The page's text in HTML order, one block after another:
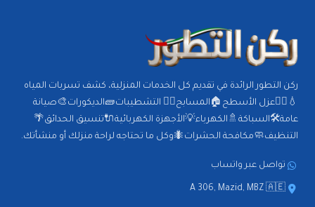
ركن التطور الرائدة في تقديم كل الخدمات المنزلية، كشف تسربات المياه
💧🕵️‍♂️عزل الأسطح🏠المسابح🏊‍♂️ التشطيبات🧱الديكورات🎨صيانة
عامة🛠️السباكة🚿الكهرباء💡الأجهزة الكهربائية🔌تنسيق الحدائق🌴
التنظيف🧼مكافحة الحشرات🐜وكل ما تحتاجه لراحة منزلك أو منشأتك.
تواصل عبر واتساب
A 306, Mazid, MBZ 🇦🇪